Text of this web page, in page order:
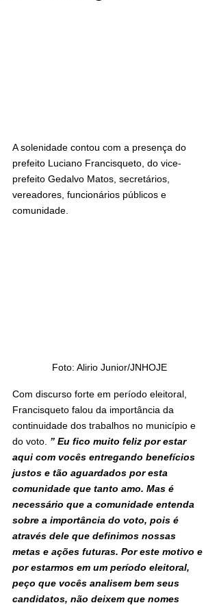
A solenidade contou com a presença do
prefeito Luciano Francisqueto, do vice-
prefeito Gedalvo Matos, secretários,
vereadores, funcionários públicos e
comunidade.
Foto: Alirio Junior/JNHOJE
Com discurso forte em período eleitoral,
Francisqueto falou da importância da
continuidade dos trabalhos no município e
do voto. ” Eu fico muito feliz por estar
aqui com vocês entregando benefícios
justos e tão aguardados por esta
comunidade que tanto amo. Mas é
necessário que a comunidade entenda
sobre a importância do voto, pois é
através dele que definimos nossas
metas e ações futuras. Por este motivo e
por estarmos em um período eleitoral,
peço que vocês analisem bem seus
candidatos, não deixem que nomes